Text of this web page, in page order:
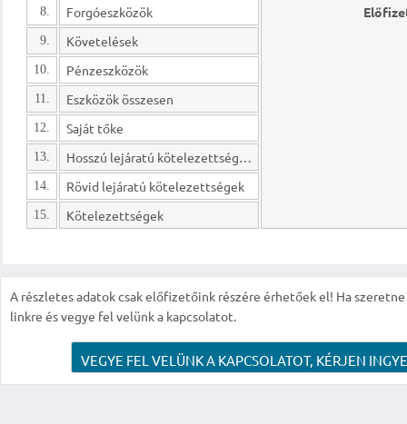
8. Forgóeszközök
9. Követelések
10. Pénzeszközök
11. Eszközök összesen
12. Saját tőke
13. Hosszú lejáratú kötelezettségek
14. Rövid lejáratú kötelezettségek
15. Kötelezettségek
A részletes adatok csak előfizetőink részére érhetőek el! Ha
linkre és vegye fel velünk a kapcsolatot.
VEGYE FEL VELÜNK A KAPCSOLATOT, KÉRJEN